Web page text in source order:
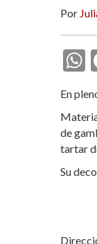
Por
s
p
En
de
tartar
Su